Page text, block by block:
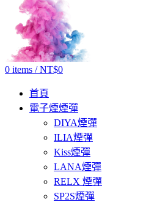
0 items / NT$0
首頁
電子煙煙彈
DIYA煙彈
ILIA煙彈
Kiss煙彈
LANA煙彈
RELX 煙彈
SP2S煙彈